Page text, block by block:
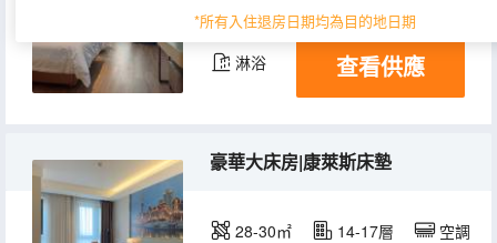
*所有入住退房日期均為目的地日期
30-38㎡ 13層
淋浴 查看供應
豪華大床房|康萊斯床墊
28-30㎡ 14-17層 空調